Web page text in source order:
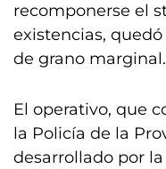
recomponerse el
existencias,
de grano marginal.
El operativo, que
la Policía de la
desarrollado por